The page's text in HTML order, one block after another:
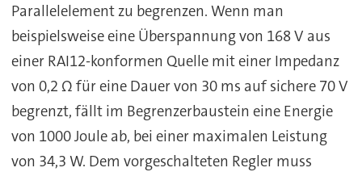
Parallelelement zu begrenzen. Wenn man
beispielsweise eine Überspannung von 168 V aus
einer RAI12-konformen Quelle mit einer Impedanz
von 0,2 Ω für eine Dauer von 30 ms auf sichere 70 V
begrenzt, fällt im Begrenzerbaustein eine Energie
von 1000 Joule ab, bei einer maximalen Leistung
von 34,3 W. Dem vorgeschalteten Regler muss